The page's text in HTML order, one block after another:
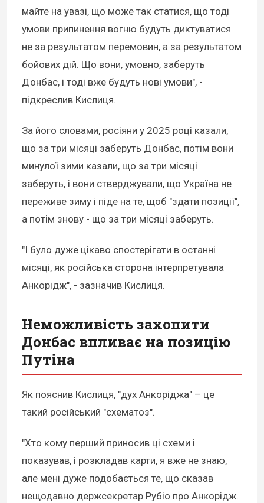
майте на увазі, що може так статися, що тоді
умови припинення вогню будуть диктуватися
не за результатом перемовин, а за результатом
бойових дій. Що вони, умовно, заберуть
Донбас, і тоді вже будуть нові умови", -
підкреслив Кислиця.
За його словами, росіяни у 2025 році казали,
що за три місяці заберуть Донбас, потім вони
минулої зими казали, що за три місяці
заберуть, і вони стверджували, що Україна не
переживе зиму і піде на те, щоб "здати позиції",
а потім знову - що за три місяці заберуть.
"І було дуже цікаво спостерігати в останні
місяці, як російська сторона інтерпретувала
Анкорідж", - зазначив Кислиця.
Неможливість захопити
Донбас впливає на позицію
Путіна
Як пояснив Кислиця, "дух Анкоріджа" – це
такий російський "схематоз".
"Хто кому перший приносив ці схеми і
показував, і розкладав карти, я вже не знаю,
але мені дуже подобається те, що сказав
нещодавно держсекретар Рубіо про Анкорідж.